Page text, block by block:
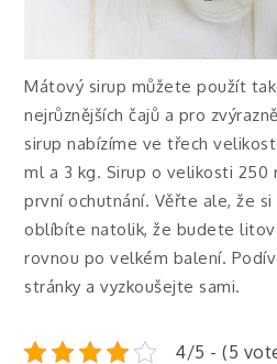
Mátový sirup můžete použít
nejrůznějších čajů a pro
sirup nabízíme ve třech
ml a 3 kg. Sirup o velikosti 250
první ochutnání. Věřte ale, že
oblíbíte natolik, že budete
rovnou po velkém balení.
stránky a vyzkoušejte sami.
4/5 - (5